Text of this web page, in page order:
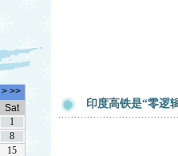
印度高铁是“零逻